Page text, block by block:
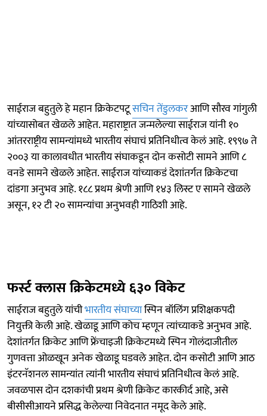
साईराज बहुतुले हे महान क्रिकेटपटूसचिन तेंडुलकरआणि सौरव गांगुली
यांच्यासोबत खेळले आहेत. महाराष्ट्रात जन्मलेल्या साईराज यांनी १०
आंतरराष्ट्रीय सामन्यांमध्ये भारतीय संघाचं प्रतिनिधीत्व केलं आहे. १९९७ ते
२००३ या कालावधीत भारतीय संघाकडून दोन कसोटी सामने आणि ८
वनडे सामने खेळले आहेत. साईराज यांच्याकडं देशांतर्गत क्रिकेटचा
दांडगा अनुभव आहे. १८८ प्रथम श्रेणी आणि १४३ लिस्ट ए सामने खेळले
असून, १२ टी २० सामन्यांचा अनुभवही गाठिशी आहे.
फर्स्ट क्लास क्रिकेटमध्ये ६३० विकेट
साईराज बहुतुले यांचीभारतीय संघाच्यास्पिन बॉलिंग प्रशिक्षकपदी
नियुक्ती केली आहे. खेळाडू आणि कोच म्हणून त्यांच्याकडे अनुभव आहे.
देशांतर्गत क्रिकेट आणि फ्रेंचाइजी क्रिकेटमध्ये स्पिन गोलंदाजीतील
गुणवत्ता ओळखून अनेक खेळाडू घडवले आहेत. दोन कसोटी आणि आठ
इंटरनॅशनल सामन्यांत त्यांनी भारतीय संघाचं प्रतिनिधीत्व केलं आहे.
जवळपास दोन दशकांची प्रथम श्रेणी क्रिकेट कारकीर्द आहे, असे
बीसीसीआयने प्रसिद्ध केलेल्या निवेदनात नमूद केले आहे.